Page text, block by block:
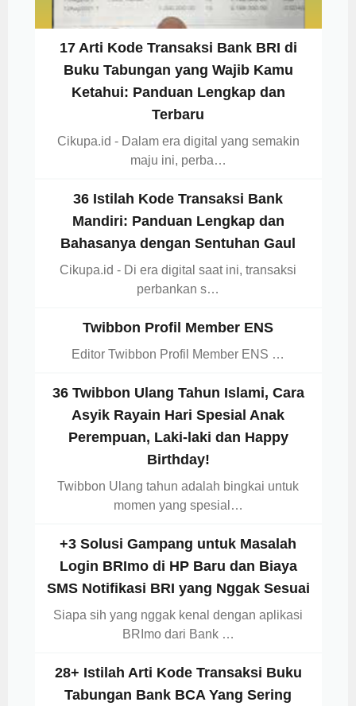
17 Arti Kode Transaksi Bank BRI di
Buku Tabungan yang Wajib Kamu
Ketahui: Panduan Lengkap dan
Terbaru
Cikupa.id - Dalam era digital yang semakin
maju ini, perba…
36 Istilah Kode Transaksi Bank
Mandiri: Panduan Lengkap dan
Bahasanya dengan Sentuhan Gaul
Cikupa.id - Di era digital saat ini, transaksi
perbankan s…
Twibbon Profil Member ENS
Editor Twibbon Profil Member ENS …
36 Twibbon Ulang Tahun Islami, Cara
Asyik Rayain Hari Spesial Anak
Perempuan, Laki-laki dan Happy
Birthday!
Twibbon Ulang tahun adalah bingkai untuk
momen yang spesial…
+3 Solusi Gampang untuk Masalah
Login BRImo di HP Baru dan Biaya
SMS Notifikasi BRI yang Nggak Sesuai
Siapa sih yang nggak kenal dengan aplikasi
BRImo dari Bank …
28+ Istilah Arti Kode Transaksi Buku
Tabungan Bank BCA Yang Sering